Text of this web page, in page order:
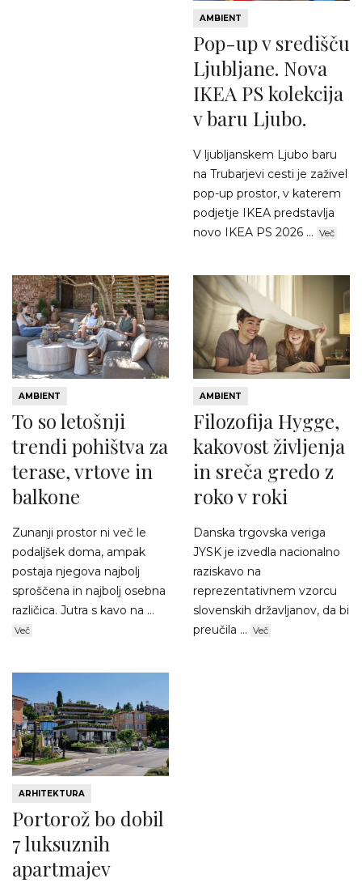
AMBIENT
Pop-up v središču
Ljubljane. Nova
IKEA PS kolekcija
v baru Ljubo.
V ljubljanskem Ljubo baru
na Trubarjevi cesti je zaživel
pop-up prostor, v katerem
podjetje IKEA predstavlja
novo IKEA PS 2026 ... Več
AMBIENT
To so letošnji
trendi pohištva za
terase, vrtove in
balkone
Zunanji prostor ni več le
podaljšek doma, ampak
postaja njegova najbolj
sproščena in najbolj osebna
različica. Jutra s kavo na ...
Več
AMBIENT
Filozofija Hygge,
kakovost življenja
in sreča gredo z
roko v roki
Danska trgovska veriga
JYSK je izvedla nacionalno
raziskavo na
reprezentativnem vzorcu
slovenskih državljanov, da bi
preučila ... Več
ARHITEKTURA
Portorož bo dobil
7 luksuznih
apartmajev